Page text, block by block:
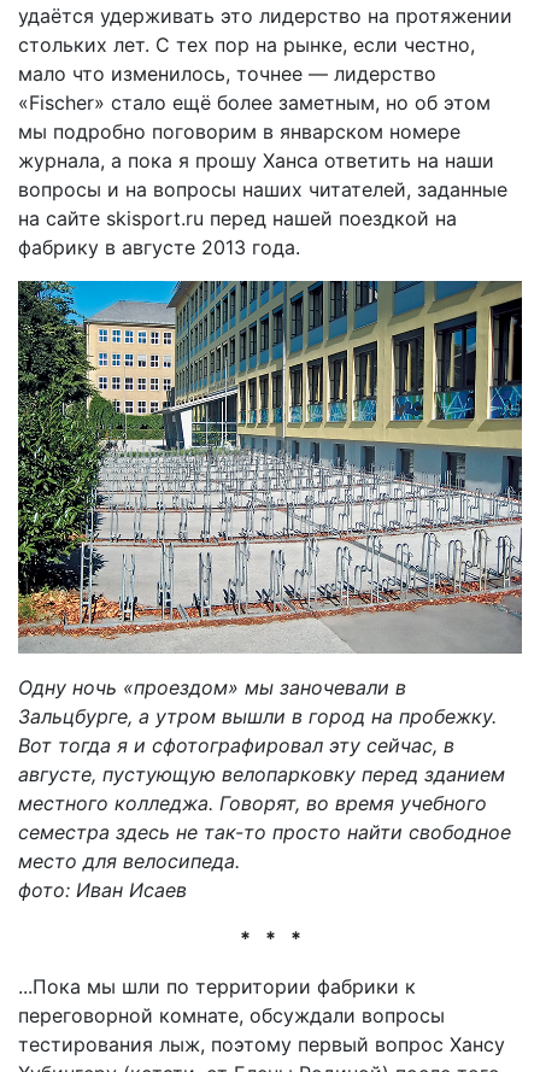
удаётся удерживать это лидерство на протяжении
стольких лет. С тех пор на рынке, если честно,
мало что изменилось, точнее — лидерство
«Fischer» стало ещё более заметным, но об этом
мы подробно поговорим в январском номере
журнала, а пока я прошу Ханса ответить на наши
вопросы и на вопросы наших читателей, заданные
на сайте skisport.ru перед нашей поездкой на
фабрику в августе 2013 года.
Одну ночь «проездом» мы заночевали в
Зальцбурге, а утром вышли в город на пробежку.
Вот тогда я и сфотографировал эту сейчас, в
августе, пустующую велопарковку перед зданием
местного колледжа. Говорят, во время учебного
семестра здесь не так-то просто найти свободное
место для велосипеда.
фото: Иван Исаев
* * *
...Пока мы шли по территории фабрики к
переговорной комнате, обсуждали вопросы
тестирования лыж, поэтому первый вопрос Хансу